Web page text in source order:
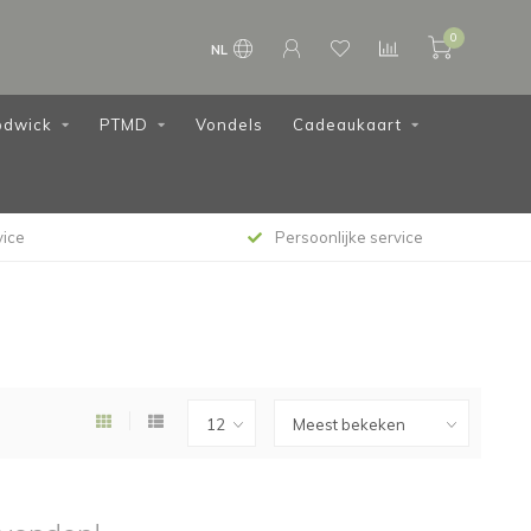
NL
0
PTMD Vondels Cadeaukaart
Persoonlijke service